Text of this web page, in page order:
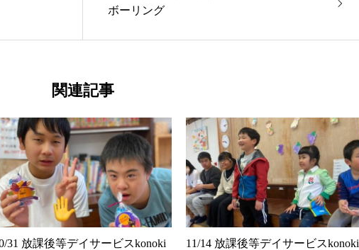
ボーリング
関連記事
31 放課後等デイサービスkonoki
11/14 放課後等デイサービスkonoki